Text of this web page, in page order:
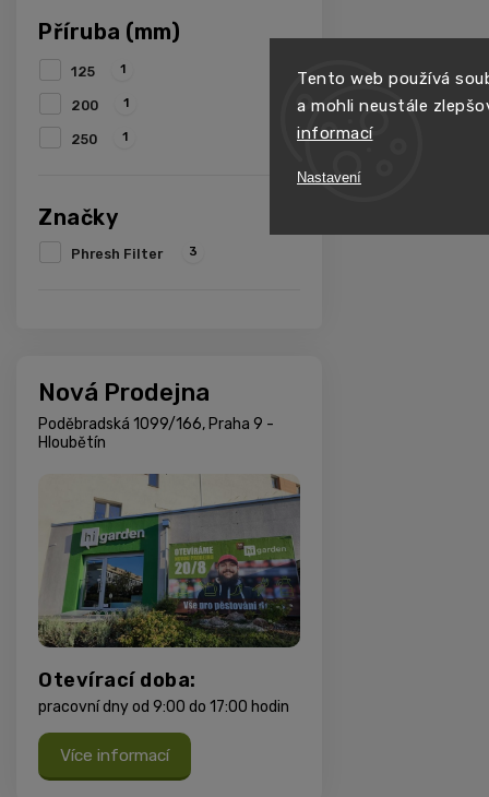
Tento web používá
a mohli neustále
informací
Nastavení
Značky
Phresh Filter 3
Příruba (mm)
125 1
200 1
250 1
Nová Prodejna
Poděbradská 1099/166, Praha 9 -
Hloubětín
Otevírací doba:
pracovní dny od 9:00 do 17:00 hodin
Více informací